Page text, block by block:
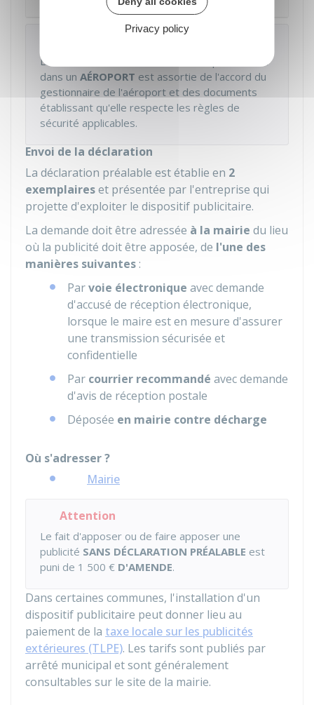
Domaine public
La déclaration de l'installation d'une publicité sur
dans un AÉROPORT est assortie de l'accord du
gestionnaire de l'aéroport et des documents
établissant qu'elle respecte les règles de
sécurité applicables.
Envoi de la déclaration
La déclaration préalable est établie en 2
exemplaireset présentée par l'entreprise qui
projette d'exploiter le dispositif publicitaire.
La demande doit être adressée à la mairie du lieu
où la publicité doit être apposée, de l'une des
manières suivantes :
Parvoie électronique avec demande
d'accusé de réception électronique,
lorsque le maire est en mesure d'assurer
une transmission sécurisée et
confidentielle
Par courrier recommandé avec demande
d'avis de réception postale
Déposée en mairie contre décharge
Où s'adresser ?
Mairie
Attention
Le fait d'apposer ou de faire apposer une
publicité SANS DÉCLARATION PRÉALABLE est
puni de 1 500 € D'AMENDE.
Dans certaines communes, l'installation d'un
dispositif publicitaire peut donner lieu au
paiement de la taxe locale sur les publicités
extérieures (TLPE). Les tarifs sont publiés par
arrêté municipal et sont généralement
consultables sur le site de la mairie.
Privacy policy